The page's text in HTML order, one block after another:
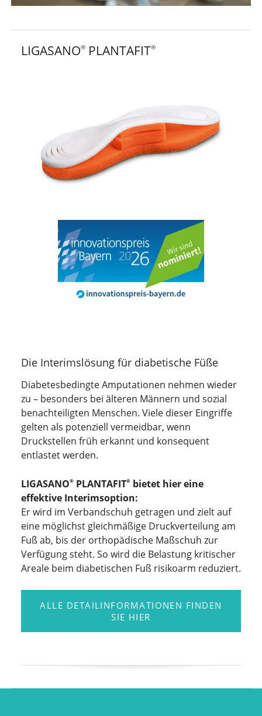
LIGASANO®PLANTAFIT®
Die Interimslösung für diabetische Füße
Diabetesbedingte Amputationen nehmen wieder
zu – besonders bei älteren Männern und sozial
benachteiligten Menschen. Viele dieser Eingriffe
gelten als potenziell vermeidbar, wenn
Druckstellen früh erkannt und konsequent
entlastet werden.
LIGASANO®PLANTAFIT®bietet hier eine
effektive Interimsoption:
Er wird im Verbandschuh getragen und zielt auf
eine möglichst gleichmäßige Druckverteilung am
Fuß ab, bis der orthopädische Maßschuh zur
Verfügung steht. So wird die Belastung kritischer
Areale beim diabetischen Fuß risikoarm reduziert.
ALLE DETAILINFORMATIONEN FINDEN
SIE HIER